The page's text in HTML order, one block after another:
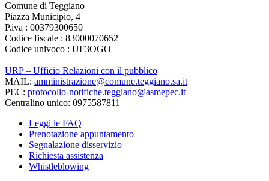
Comune di Teggiano
Piazza Municipio, 4
P.iva : 00379300650
Codice fiscale : 83000070652
Codice univoco : UF3OGO
URP – Ufficio Relazioni con il pubblico
MAIL: amministrazione@comune.teggiano.sa.it
PEC: protocollo-notifiche.teggiano@asmepec.it
Centralino unico: 0975587811
Leggi le FAQ
Prenotazione appuntamento
Segnalazione disservizio
Richiesta assistenza
Whistleblowing